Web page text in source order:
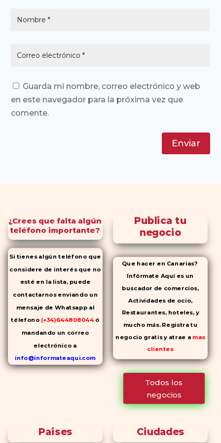
Guarda mi nombre, correo electrónico y web
en este navegador para la próxima vez que
comente.
Enviar
¿Crees que falta algún
teléfono importante?
Si tienes algún teléfono que
considere de interés que no
esté en la lista, puede
contactarnos enviando un
mensaje de Whatsapp al
télefono (+34)644808044 ó
mandando un correo
electrónico a
info@informateaqui.com
Mientras que antes la
cambio de los tiempos ha
Publica tu
negocio
Que hacer en Canarias?
Infórmate Aquí es un
buscador de comercios,
Actividades de ocio,
Restaurantes, hoteles, y
mucho más. Registra tu
negocio gratis y atrae a mas
clientes
Todos los
negocios
Paises Ciudades